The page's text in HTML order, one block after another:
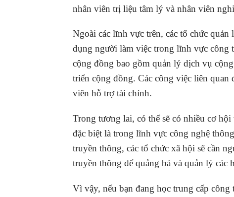
nhân viên trị liệu tâm lý và nhân viên
Ngoài các lĩnh vực trên, các tổ chức
dụng người làm việc trong lĩnh vực công
cộng đồng bao gồm quản lý dịch vụ
triển cộng đồng. Các công việc liên
viên hỗ trợ tài chính.
Trong tương lai, có thể sẽ có nhiều cơ
đặc biệt là trong lĩnh vực công nghệ
truyền thông, các tổ chức xã hội sẽ cần
truyền thông để quảng bá và quản lý các
Vì vậy, nếu bạn đang học trung cấp